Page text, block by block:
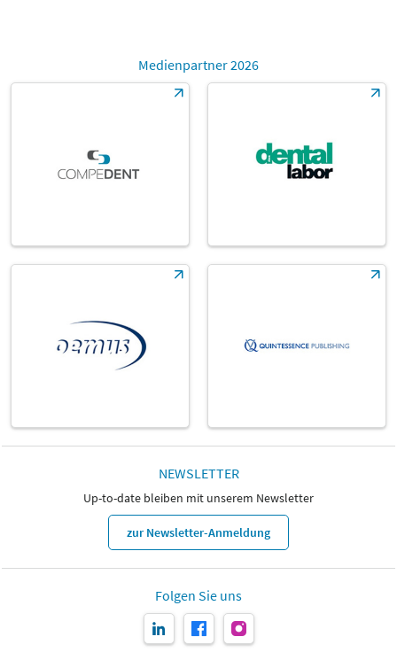
Medienpartner 2026
NEWSLETTER
Up-to-date bleiben mit unserem Newsletter
zur Newsletter-Anmeldung
Folgen Sie uns